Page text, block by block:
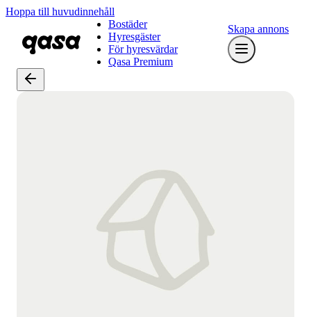
Hoppa till huvudinnehåll
Bostäder
Hyresgäster
För hyresvärdar
Qasa Premium
Skapa annons